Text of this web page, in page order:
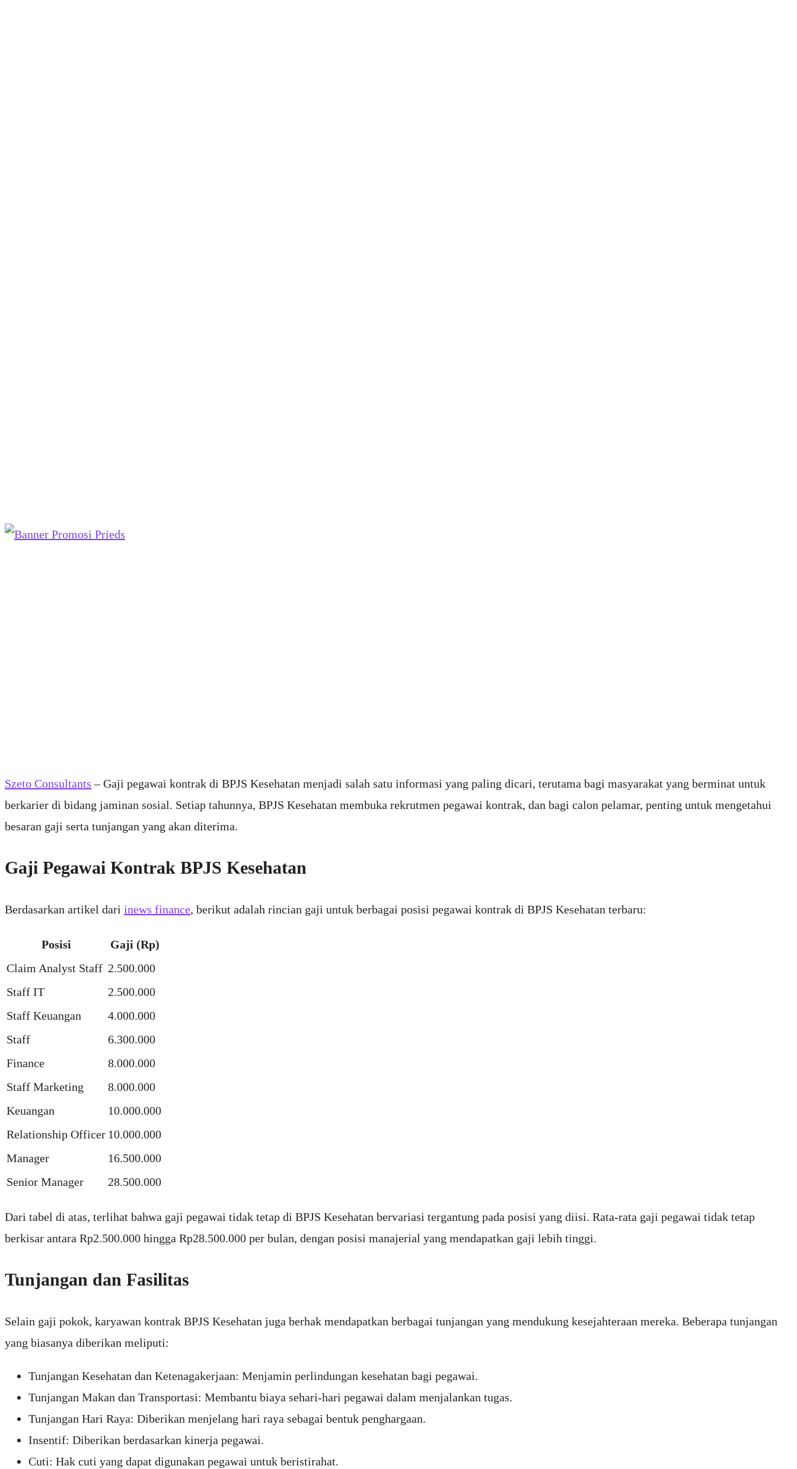
Szeto Consultants – Gaji pegawai kontrak di BPJS Kesehatan menjadi salah satu informasi yang paling dicari, terutama bagi masyarakat yang berminat untuk
berkarier di bidang jaminan sosial. Setiap tahunnya, BPJS Kesehatan membuka rekrutmen pegawai kontrak, dan bagi calon pelamar, penting untuk mengetahui
besaran gaji serta tunjangan yang akan diterima.
Gaji Pegawai Kontrak BPJS Kesehatan
Berdasarkan artikel dari inews finance, berikut adalah rincian gaji untuk berbagai posisi pegawai kontrak di BPJS Kesehatan terbaru:
Posisi
Gaji (Rp)
Claim Analyst Staff 2.500.000
Staff IT
2.500.000
Staff Keuangan
4.000.000
Staff
6.300.000
Finance
8.000.000
Staff Marketing
8.000.000
Keuangan
10.000.000
Relationship Officer 10.000.000
Manager
16.500.000
Senior Manager
28.500.000
Dari tabel di atas, terlihat bahwa gaji pegawai tidak tetap di BPJS Kesehatan bervariasi tergantung pada posisi yang diisi. Rata-rata gaji pegawai tidak tetap
berkisar antara Rp2.500.000 hingga Rp28.500.000 per bulan, dengan posisi manajerial yang mendapatkan gaji lebih tinggi.
Tunjangan dan Fasilitas
Selain gaji pokok, karyawan kontrak BPJS Kesehatan juga berhak mendapatkan berbagai tunjangan yang mendukung kesejahteraan mereka. Beberapa tunjangan
yang biasanya diberikan meliputi:
Tunjangan Kesehatan dan Ketenagakerjaan: Menjamin perlindungan kesehatan bagi pegawai.
Tunjangan Makan dan Transportasi: Membantu biaya sehari-hari pegawai dalam menjalankan tugas.
Tunjangan Hari Raya: Diberikan menjelang hari raya sebagai bentuk penghargaan.
Insentif: Diberikan berdasarkan kinerja pegawai.
Cuti: Hak cuti yang dapat digunakan pegawai untuk beristirahat.